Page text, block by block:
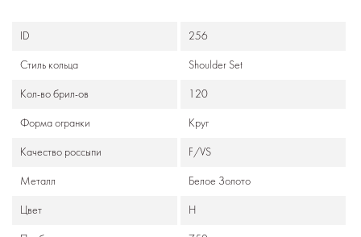
ID 256
Стиль кольца Shoulder Set
Кол-во брил-ов 120
Формa огранки Круг
Качество россыпи F/VS
Металл Белое Золото
Цвет H